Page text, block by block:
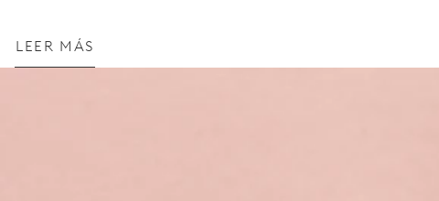
LEER MÁS